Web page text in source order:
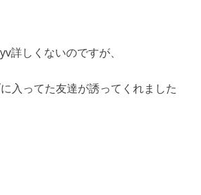
詳しくないのですが、
入ってた友達が誘ってくれました